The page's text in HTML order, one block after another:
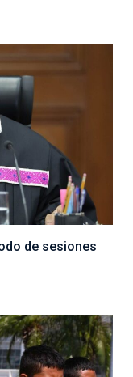
de sesiones